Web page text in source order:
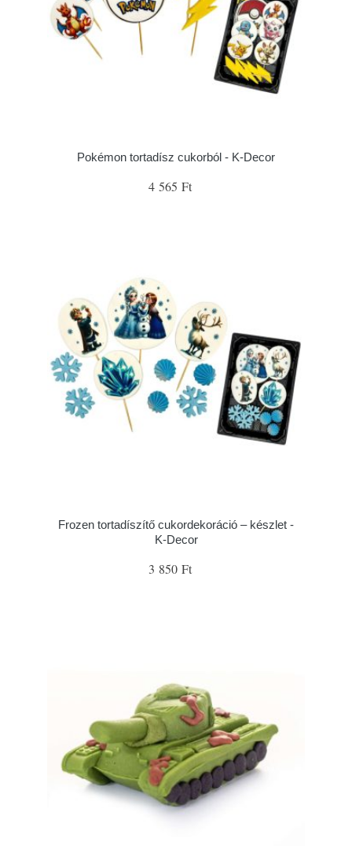
Pokémon tortadísz cukorból - K-Decor
4 565 Ft
Frozen tortadíszítő cukordekoráció – készlet -
K-Decor
3 850 Ft